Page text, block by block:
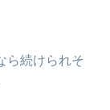
ら続けられそ